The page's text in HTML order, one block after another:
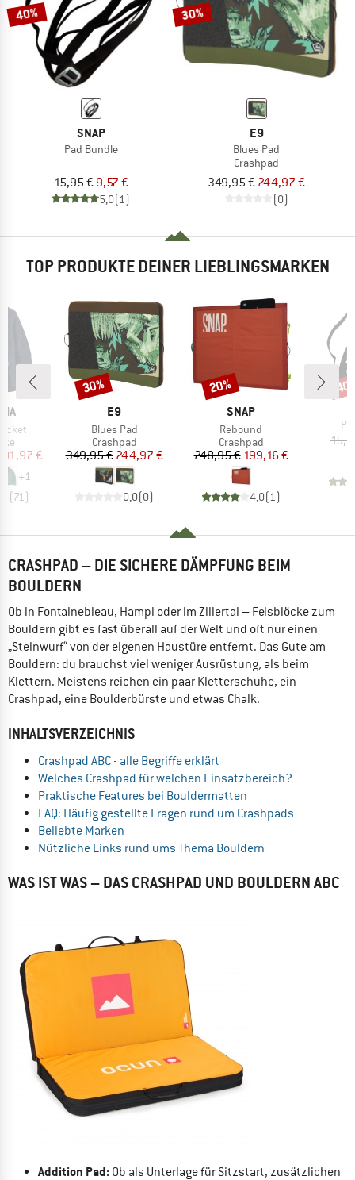
40%
SNAP
Pad Bundle
15,95 € 9,57 €
5,0(1)
30%
E9
Blues Pad
Crashpad
349,95 € 244,97 €
(0)
TOP PRODUKTE DEINER LIEBLINGSMARKEN
Preis
€
+1
(71)
MARKE
E9
Artikel
Blues Pad
Produktgruppe
Crashpad
Preis
349,95 €reduzierter Preis
244,97 €
0,0(0)
Rabatt
30%
MARKE
SNAP
Artikel
Rebound
Produktgruppe
Crashpad
Preis
248,95 €reduzierter Preis
199,16 €
4,0(1)
Rabatt
20%
CRASHPAD – DIE SICHERE DÄMPFUNG BEIM
BOULDERN
Ob in Fontainebleau, Hampi oder im Zillertal – Felsblöcke zum
Bouldern gibt es fast überall auf der Welt und oft nur einen
„Steinwurf“ von der eigenen Haustüre entfernt. Das Gute am
Bouldern: du brauchst viel weniger Ausrüstung, als beim
Klettern. Meistens reichen ein paar Kletterschuhe, ein
Crashpad, eine Boulderbürste und etwas Chalk.
INHALTSVERZEICHNIS
Crashpad ABC - alle Begriffe erklärt
Welches Crashpad für welchen Einsatzbereich?
Praktische Features bei Bouldermatten
FAQ: Häufig gestellte Fragen rund um Crashpads
Beliebte Marken
Nützliche Links rund ums Thema Bouldern
WAS IST WAS – DAS CRASHPAD UND BOULDERN ABC
Addition Pad:Ob als Unterlage für Sitzstart, zusätzlichen